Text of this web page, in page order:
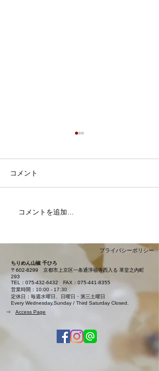
コメント
コメントを追加…
プライバシーポリシー
ちりめん山椒 千ひろ
〒602-8299 京都市上京区一条通淨福寺西入る 革堂之内町
293
TEL：075-432-6432 FAX：075-441-8355
営業時間：10:00 - 17:30
定休日：毎週水曜日、日曜日・第三土曜日
Every Wednesday,Sunday / Third Saturday Closed.
⇒ Access Page